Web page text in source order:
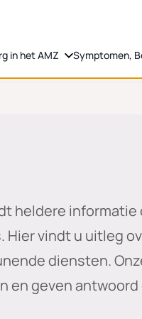
in het AMZ Symptomen,
heldere
vindt u uitleg
diensten.
en geven